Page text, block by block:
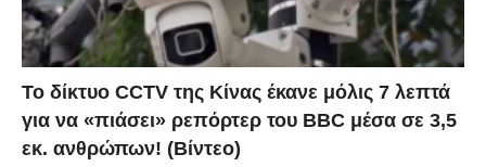
Το δίκτυο CCTV της Κίνας έκανε μόλις 7 λεπτά
για να «πιάσει» ρεπόρτερ του BBC μέσα σε 3,5
εκ. ανθρώπων! (Βίντεο)